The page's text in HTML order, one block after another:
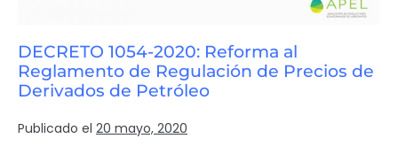
DECRETO 1054-2020: Reforma al
Reglamento de Regulación de Precios de
Derivados de Petróleo
Publicado el 20 mayo, 2020